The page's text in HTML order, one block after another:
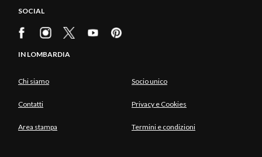
SOCIAL
IN LOMBARDIA
Chi siamo Socio unico
Contatti Privacy e Cookies
Area stampa Termini e condizioni